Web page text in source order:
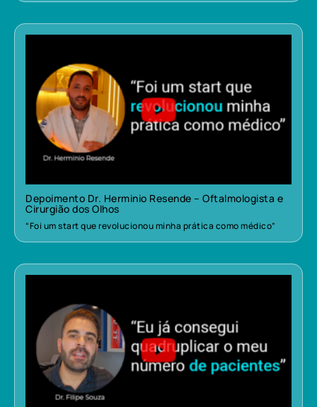
Depoimento Dr. Herminio Resende – Oftalmologista e
Cirurgião dos Olhos
“Foi um start que revolucionou minha prática como médico”